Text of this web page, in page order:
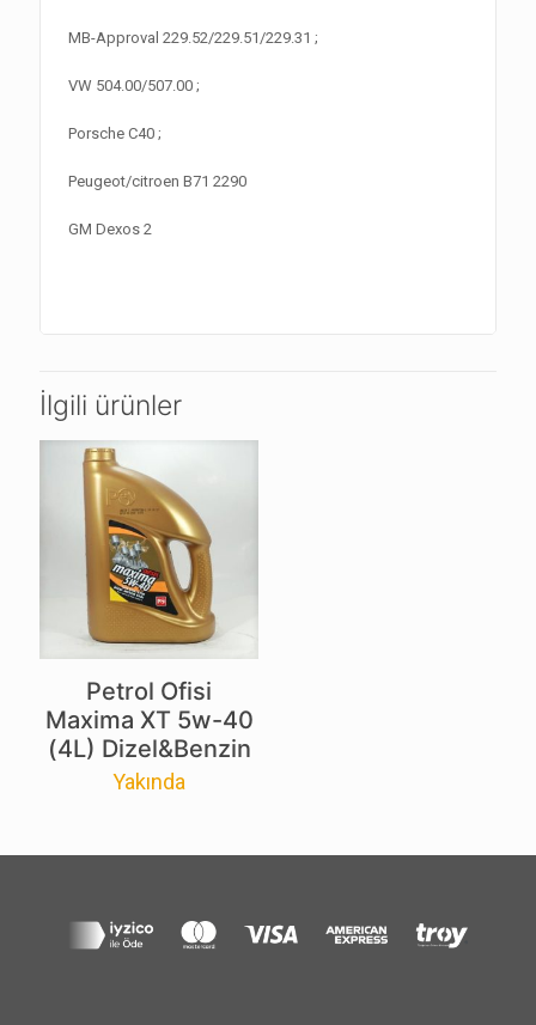
MB-Approval 229.52/229.51/229.31 ;
VW 504.00/507.00 ;
Porsche C40 ;
Peugeot/citroen B71 2290
GM Dexos 2
İlgili ürünler
Petrol Ofisi
Maxima XT 5w-40
(4L) Dizel&Benzin
Yakında